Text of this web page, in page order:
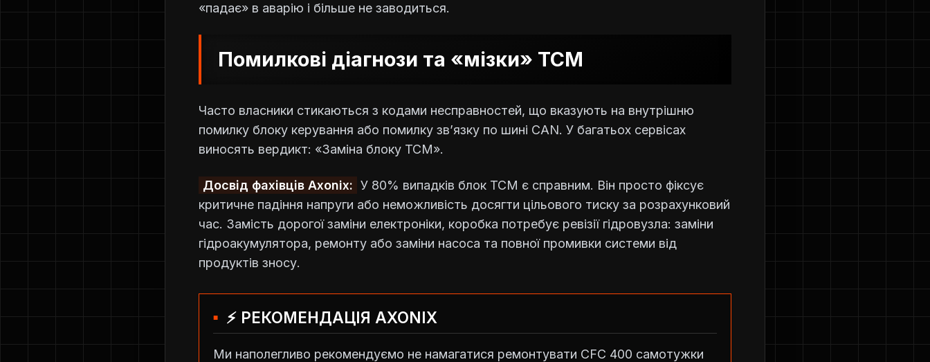
«падає» в аварію і більше не заводиться.
Помилкові діагнози та «мізки» TCM
Часто власники стикаються з кодами несправностей, що вказують на внутрішню
помилку блоку керування або помилку зв’язку по шині CAN. У багатьох сервісах
виносять вердикт: «Заміна блоку TCM».
Досвід фахівців Axonix: У 80% випадків блок TCM є справним. Він просто фіксує
критичне падіння напруги або неможливість досягти цільового тиску за розрахунковий
час. Замість дорогої заміни електроніки, коробка потребує ревізії гідровузла: заміни
гідроакумулятора, ремонту або заміни насоса та повної промивки системи від
продуктів зносу.
⚡ РЕКОМЕНДАЦІЯ AXONIX
Ми наполегливо рекомендуємо не намагатися ремонтувати CFC 400 самотужки